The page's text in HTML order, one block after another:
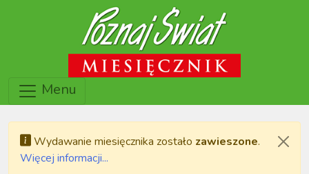
Menu
Wydawanie miesięcznika zostało zawieszone.
Więcej informacji...